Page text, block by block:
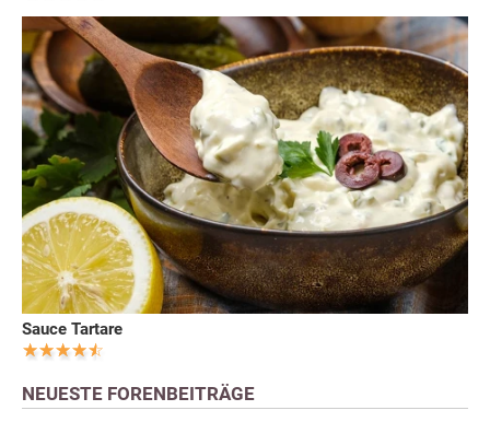
Sauce Tartare
NEUESTE FORENBEITRÄGE